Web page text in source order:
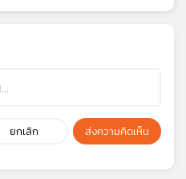
ยกเลิก ส่งความคิดเห็น